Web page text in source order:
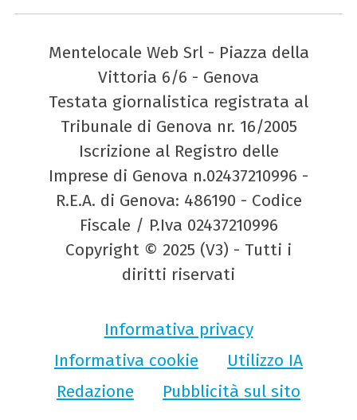
Mentelocale Web Srl - Piazza della
Vittoria 6/6 - Genova
Testata giornalistica registrata al
Tribunale di Genova nr. 16/2005
Iscrizione al Registro delle
Imprese di Genova n.02437210996 -
R.E.A. di Genova: 486190 - Codice
Fiscale / P.Iva 02437210996
Copyright © 2025 (V3) - Tutti i
diritti riservati
Informativa privacy
Informativa cookie
Utilizzo IA
Redazione
Pubblicità sul sito